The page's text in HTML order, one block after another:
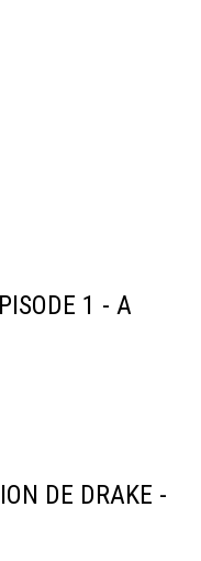
1 - A
DE DRAKE -